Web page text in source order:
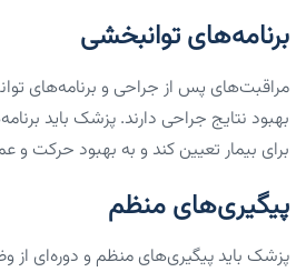
برنامه‌های توانبخشی
مراقبت‌های پس از جراحی و برنامه‌های
بهبود نتایج جراحی دارند. پزشک باید
برای بیمار تعیین کند و به بهبود حرکت و
پیگیری‌های منظم
پزشک باید پیگیری‌های منظم و دوره‌ای از